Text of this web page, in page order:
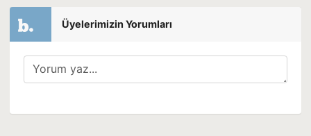
Üyelerimizin Yorumları